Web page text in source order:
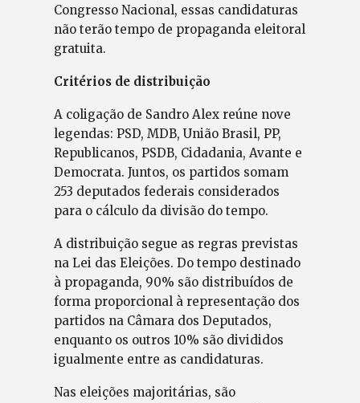
Congresso Nacional, essas candidaturas
não terão tempo de propaganda eleitoral
gratuita.
Critérios de distribuição
A coligação de Sandro Alex reúne nove
legendas: PSD, MDB, União Brasil, PP,
Republicanos, PSDB, Cidadania, Avante e
Democrata. Juntos, os partidos somam
253 deputados federais considerados
para o cálculo da divisão do tempo.
A distribuição segue as regras previstas
na Lei das Eleições. Do tempo destinado
à propaganda, 90% são distribuídos de
forma proporcional à representação dos
partidos na Câmara dos Deputados,
enquanto os outros 10% são divididos
igualmente entre as candidaturas.
Nas eleições majoritárias, são